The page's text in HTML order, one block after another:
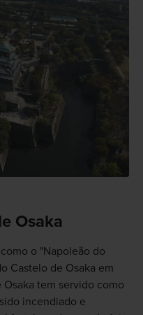
Osaka
o "Napoleão do
Castelo de Osaka em
tem servido como
incendiado e